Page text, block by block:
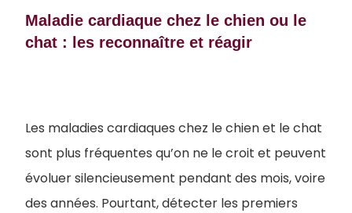
Maladie cardiaque chez le chien ou le
chat : les reconnaître et réagir
Les maladies cardiaques chez le chien et le chat
sont plus fréquentes qu’on ne le croit et peuvent
évoluer silencieusement pendant des mois, voire
des années. Pourtant, détecter les premiers